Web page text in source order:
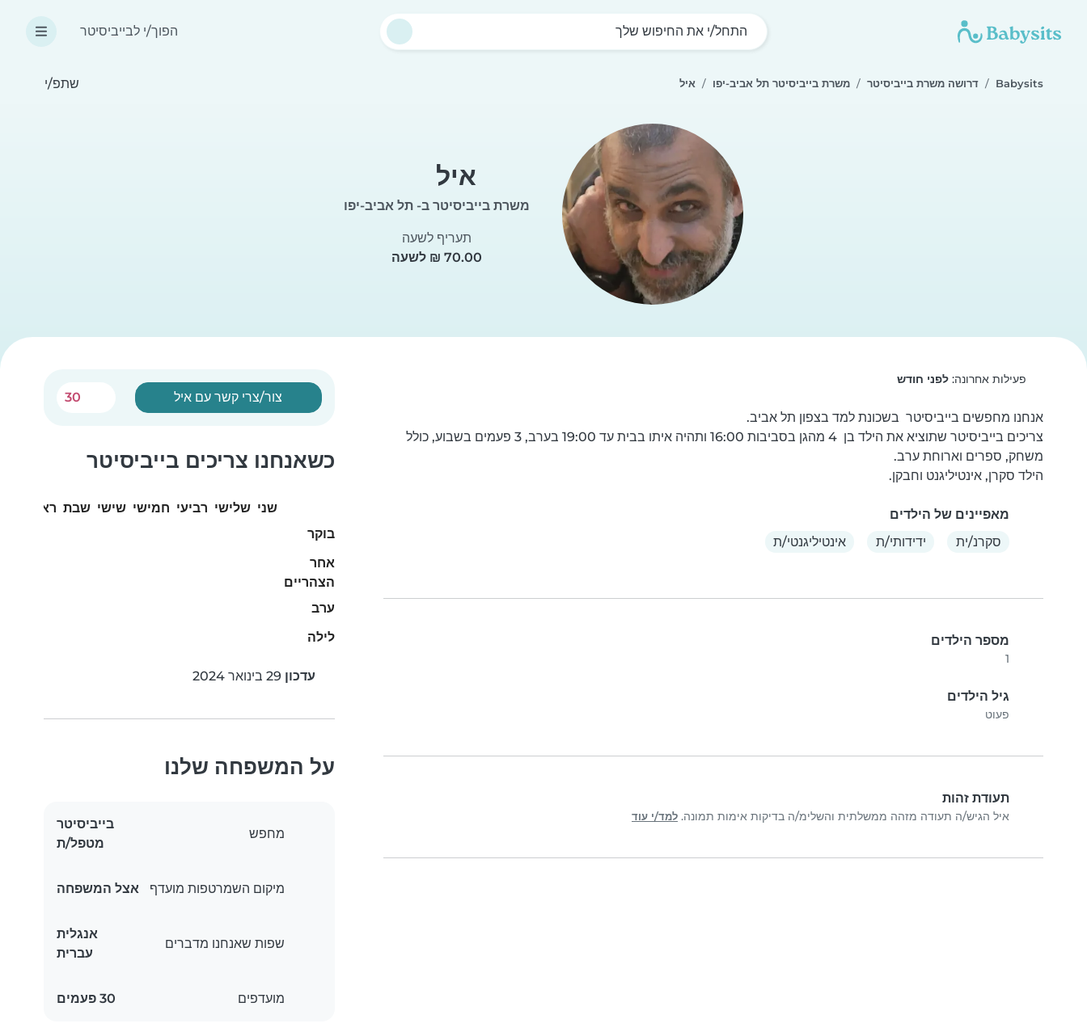
התחל/י את החיפוש שלך הפוך/י לבייביסיטר
Babysits דרושה משרת בייביסיטר משרת בייביסיטר תל אביב-יפו איל שתפ/י
איל
משרת בייביסיטר ב- תל אביב-יפו
תעריף לשעה
פעילות אחרונה:לפני חודש
הילד סקרן, אינטיליגנט וחבקן.
מאפיינים של הילדים
סקרנ/ית
ידידותי/ת אינטיליגנטי/ת
מספר הילדים
1
גיל הילדים
פעוט
תעודת זהות
איל הגיש/ה תעודה מזהה ממשלתית והשלימ/ה בדיקות אימות תמונה. למד/י עוד
צור/צרי קשר עם איל 30
כשאנחנו צריכים בייביסיטר
שני שלישי רביעי חמישי שישי שבת ראשון
בוקר
אחר
הצהריים
ערב
לילה
עדכון
על המשפחה שלנו
מחפש
בייביסיטר
מטפל/ת
מיקום השמרטפות מועדף אצל המשפחה
שפות שאנחנו מדברים
אנגלית
עברית
מועדפים 30 פעמים